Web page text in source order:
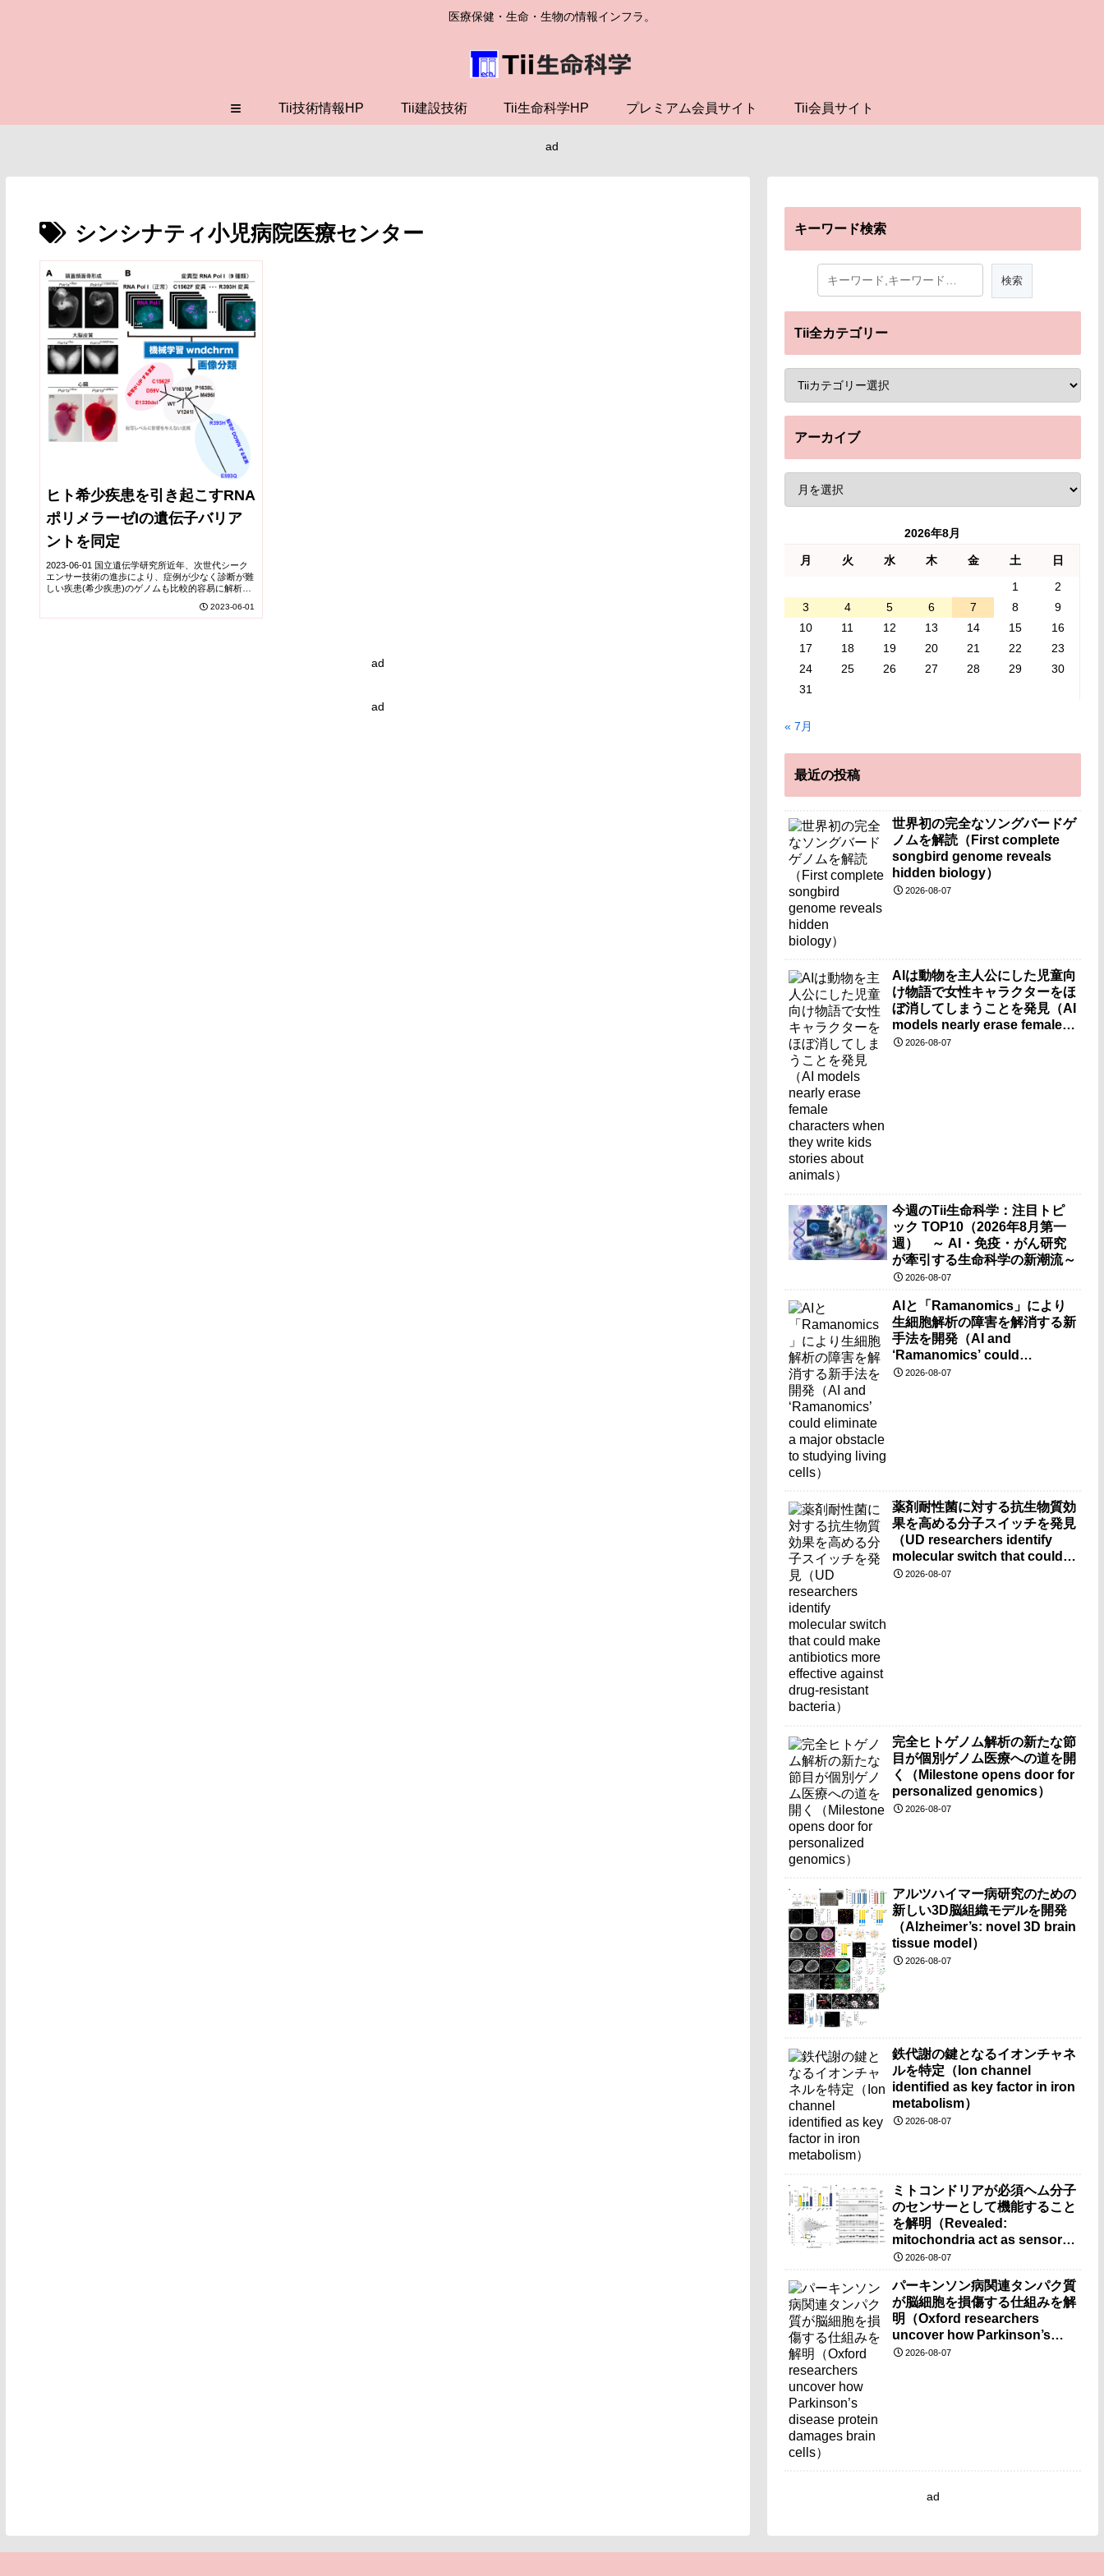
医療保健・生命・生物の情報インフラ。
≡ Tii技術情報HP Tii建設技術 Tii生命科学HP プレミアム会員サイト Tii会員サイト
ad
シンシナティ小児病院医療センター
ヒト希少疾患を引き起こすRNA
ポリメラーゼIの遺伝子バリア
ントを同定
2023-06-01 国立遺伝学研究所近年、次世代シーク
エンサー技術の進歩により、症例が少なく診断が難
しい疾患(希少疾患)のゲノムも比較的容易に解析で
となりうる遺伝子の変異(バリアント)が次々と...
2023-06-01
ad
ad
キーワード検索
Tii全カテゴリー
アーカイブ
2026年8月
月 火 水 木 金 土
日
1
2
3
4 5 6 7 8
9
10
11 12 13 14 15
16
17
18 19 20 21 22
23
24
25 26 27 28 29
30
31
« 7月
最近の投稿
世界初の完全なソングバードゲ
ノムを解読（First complete
songbird genome reveals
hidden biology）
2026-08-07
AIは動物を主人公にした児童向
け物語で女性キャラクターをほ
ぼ消してしまうことを発見（AI
models nearly erase female
characters when they write
2026-08-07
今週のTii生命科学：注目トピ
ック TOP10（2026年8月第一
週） ～ AI・免疫・がん研究
が牽引する生命科学の新潮流～
2026-08-07
AIと「Ramanomics」により
生細胞解析の障害を解消する新
手法を開発（AI and
‘Ramanomics’ could
eliminate a major obstacle to
2026-08-07
薬剤耐性菌に対する抗生物質効
果を高める分子スイッチを発見
（UD researchers identify
molecular switch that could
make antibiotics more
2026-08-07
完全ヒトゲノム解析の新たな節
目が個別ゲノム医療への道を開
く（Milestone opens door for
personalized genomics）
2026-08-07
アルツハイマー病研究のための
新しい3D脳組織モデルを開発
（Alzheimer’s: novel 3D brain
tissue model）
2026-08-07
鉄代謝の鍵となるイオンチャネ
ルを特定（Ion channel
identified as key factor in iron
metabolism）
2026-08-07
ミトコンドリアが必須ヘム分子
のセンサーとして機能すること
を解明（Revealed:
mitochondria act as sensors
for essential iron molecule）
2026-08-07
パーキンソン病関連タンパク質
が脳細胞を損傷する仕組みを解
明（Oxford researchers
uncover how Parkinson’s
disease protein damages
2026-08-07
ad